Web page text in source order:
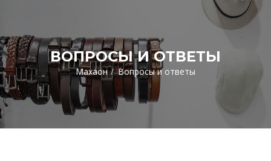
ВОПРОСЫ И ОТВЕТЫ
Махаон Вопросы и ответы